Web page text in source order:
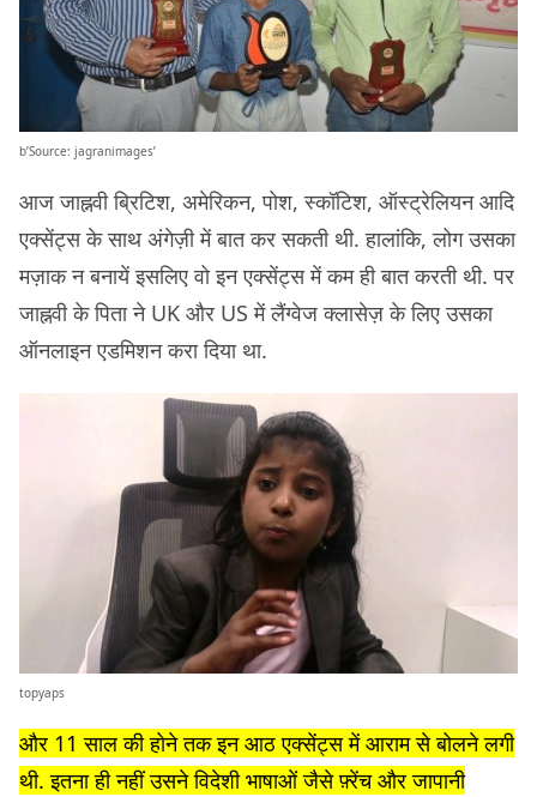
b’Source: jagranimages’
आज जाह्नवी ब्रिटिश, अमेरिकन, पोश, स्कॉटिश, ऑस्ट्रेलियन आदि
एक्सेंट्स के साथ अंगेज़ी में बात कर सकती थी. हालांकि, लोग उसका
मज़ाक न बनायें इसलिए वो इन एक्सेंट्स में कम ही बात करती थी. पर
जाह्नवी के पिता ने UK और US में लैंग्वेज क्लासेज़ के लिए उसका
ऑनलाइन एडमिशन करा दिया था.
topyaps
और 11 साल की होने तक इन आठ एक्सेंट्स में आराम से बोलने लगी
थी. इतना ही नहीं उसने विदेशी भाषाओं जैसे फ़्रेंच और जापानी